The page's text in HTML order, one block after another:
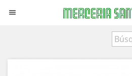
